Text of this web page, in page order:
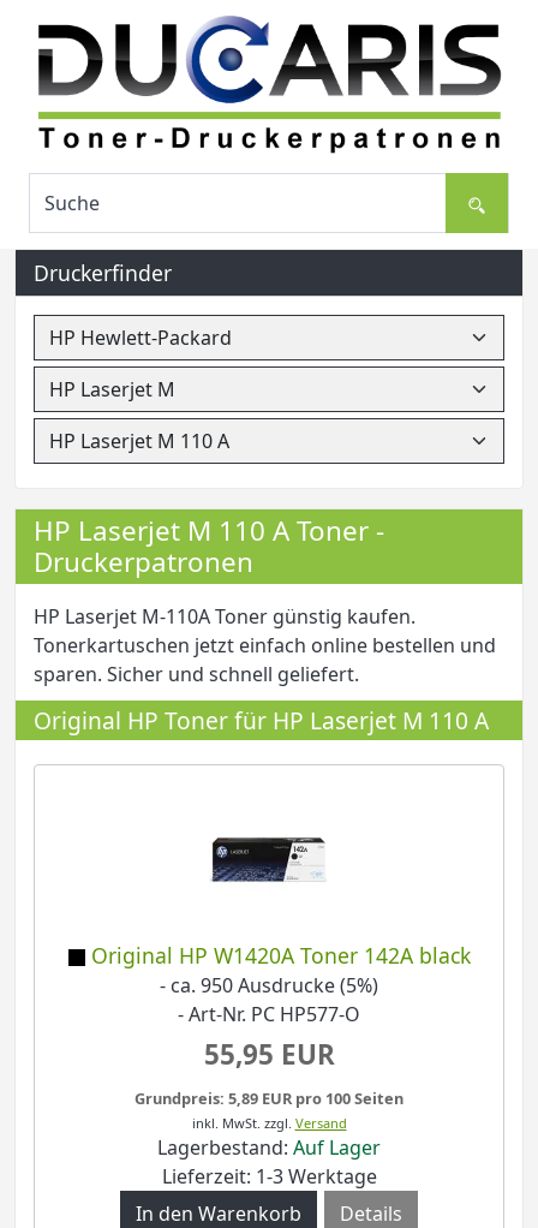
Druckerfinder
HP Laserjet M 110 A Toner -
Druckerpatronen
HP Laserjet M-110A Toner günstig kaufen.
Tonerkartuschen jetzt einfach online bestellen und
sparen. Sicher und schnell geliefert.
Original HP Toner für HP Laserjet M 110 A
Original HP W1420A Toner 142A black
- ca. 950 Ausdrucke (5%)
- Art-Nr. PC HP577-O
55,95 EUR
Grundpreis: 5,89 EUR pro 100 Seiten
inkl. MwSt. zzgl. Versand
Lagerbestand: Auf Lager
Lieferzeit: 1-3 Werktage
Details